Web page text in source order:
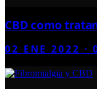
CBD como
02 ENE 2022 ·